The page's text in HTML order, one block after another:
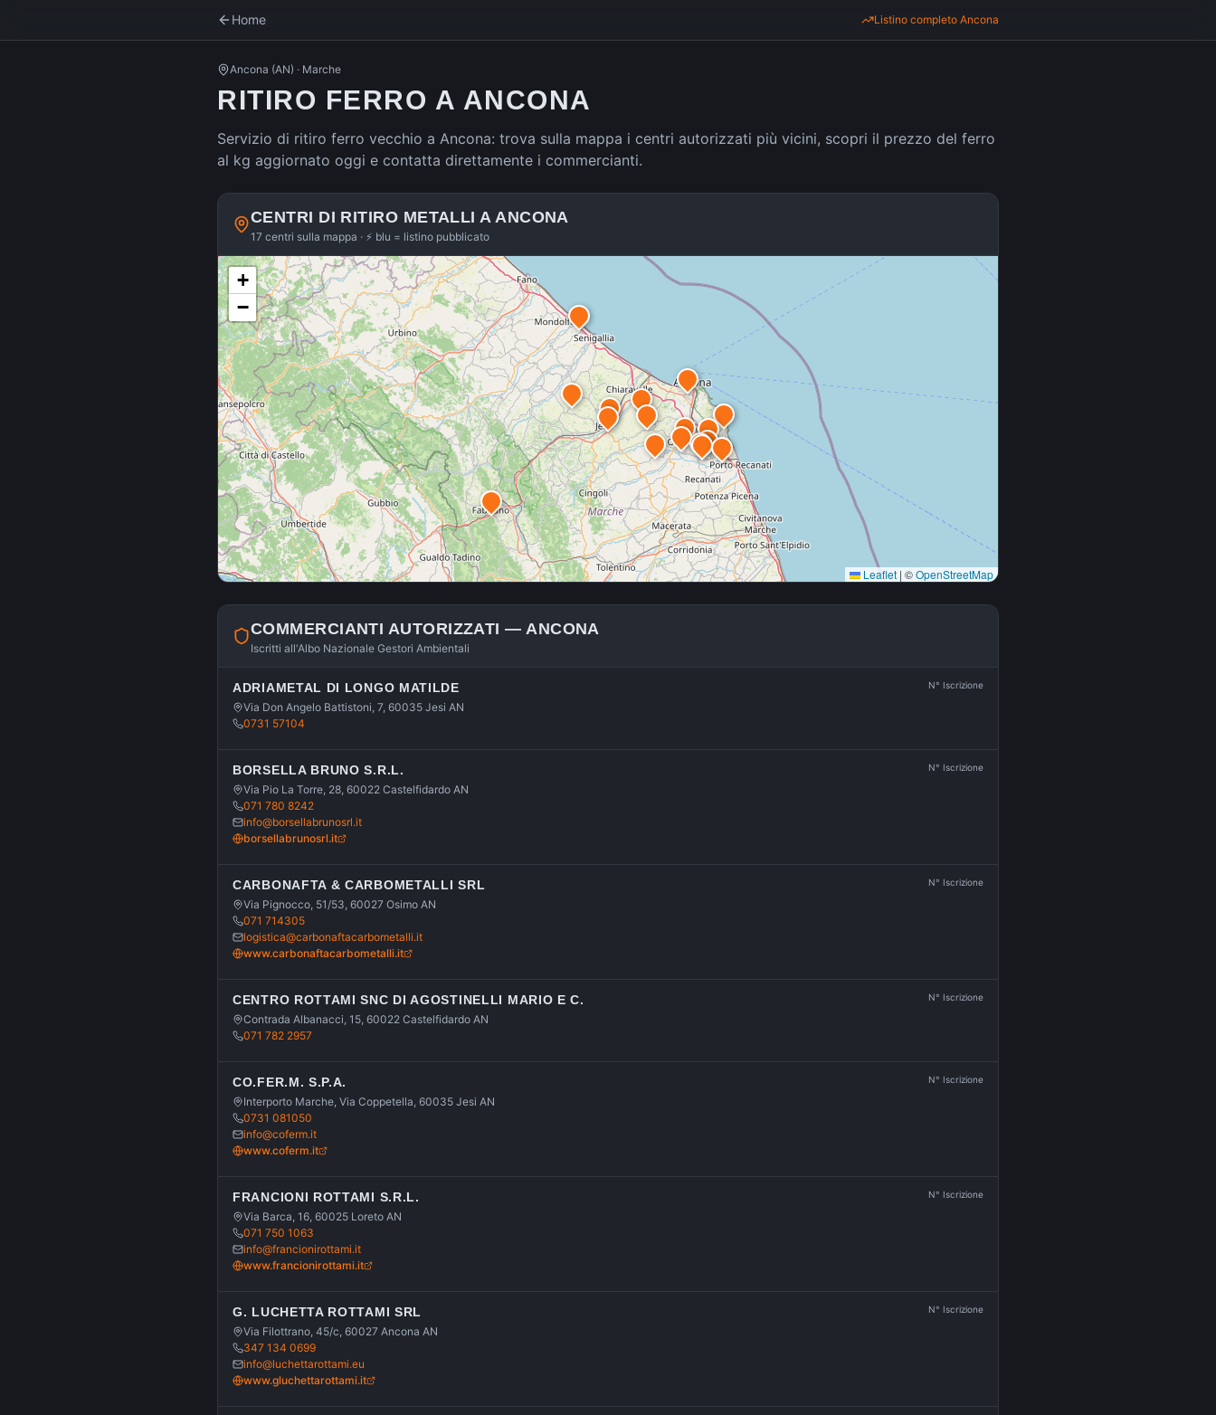
Home Listino completo Ancona
Ancona (AN) · Marche
RITIRO FERRO A ANCONA
Servizio di ritiro ferro vecchio a Ancona: trova sulla mappa i centri autorizzati più vicini, scopri il prezzo del ferro
al kg aggiornato oggi e contatta direttamente i commercianti.
CENTRI DI RITIRO METALLI AANCONA
17 centri sulla mappa · ⚡ blu = listino pubblicato
+
−
Leaflet | ©OpenStreetMap
COMMERCIANTI AUTORIZZATI —ANCONA
Iscritti all'Albo Nazionale Gestori Ambientali
ADRIAMETAL DI LONGO MATILDE
Via Don Angelo Battistoni, 7, 60035 Jesi AN
0731 57104
N° Iscrizione
BORSELLA BRUNO S.R.L.
Via Pio La Torre, 28, 60022 Castelfidardo AN
071 780 8242
info@borsellabrunosrl.it
borsellabrunosrl.it
N° Iscrizione
CARBONAFTA & CARBOMETALLI SRL
Via Pignocco, 51/53, 60027 Osimo AN
071 714305
logistica@carbonaftacarbometalli.it
www.carbonaftacarbometalli.it
N° Iscrizione
CENTRO ROTTAMI SNC DI AGOSTINELLI MARIO E C.
Contrada Albanacci, 15, 60022 Castelfidardo AN
071 782 2957
N° Iscrizione
CO.FER.M. S.P.A.
Interporto Marche, Via Coppetella, 60035 Jesi AN
0731 081050
info@coferm.it
www.coferm.it
N° Iscrizione
FRANCIONI ROTTAMI S.R.L.
Via Barca, 16, 60025 Loreto AN
071 750 1063
info@francionirottami.it
www.francionirottami.it
N° Iscrizione
G. LUCHETTA ROTTAMI SRL
Via Filottrano, 45/c, 60027 Ancona AN
347 134 0699
info@luchettarottami.eu
www.gluchettarottami.it
N° Iscrizione